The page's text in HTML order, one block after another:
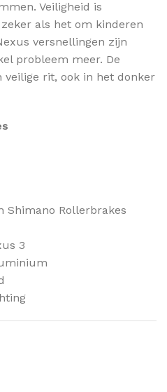
Veiligheid is
als het om kinderen
versnellingen zijn
probleem meer. De
rit, ook in het donker
Shimano Rollerbrakes
3